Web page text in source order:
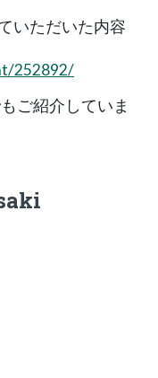
いただいた内容
252892/
ご紹介していま